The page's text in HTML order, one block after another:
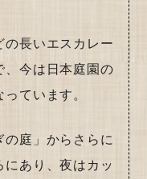
の長いエスカレー
、今は日本庭園の
ています。
の庭」からさらに
あり、夜はカッ